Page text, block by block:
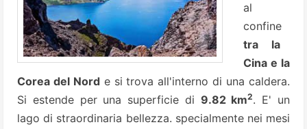
al
confine
tra la
Cina e la
Corea del Nord e si trova all'interno di una caldera.
Si estende per una superficie di 9.82 km2. E' un
lago di straordinaria bellezza. specialmente nei mesi